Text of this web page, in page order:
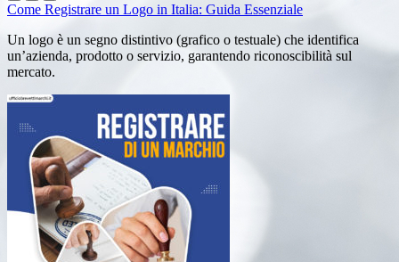
Come Registrare un Logo in Italia: Guida Essenziale
Un logo è un segno distintivo (grafico o testuale) che identifica
un’azienda, prodotto o servizio, garantendo riconoscibilità sul
mercato.